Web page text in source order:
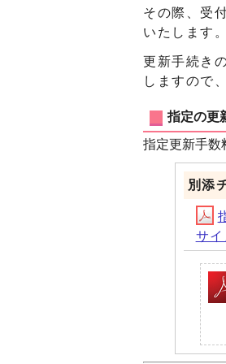
その際、受
いたします。
更新手続き
しますので
指定の更
指定更新手数
別添
サ